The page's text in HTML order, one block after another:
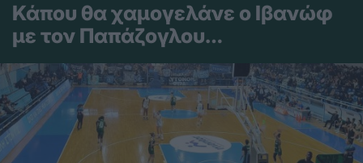
Κάπου θα χαμογελάνε ο Ιβανώφ
με τον Παπάζογλου…